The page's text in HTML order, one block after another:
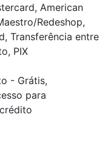
American
Redeshop,
Transferência entre
PIX
- Grátis,
para